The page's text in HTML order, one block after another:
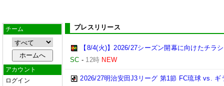
チーム
アカウント
ログイン
プレスリリース
【8/4(火)】2026/27シーズン開幕に向けたチラ
SC - 12時 NEW
2026/27明治安田J3リーグ 第1節 FC琉球 vs.